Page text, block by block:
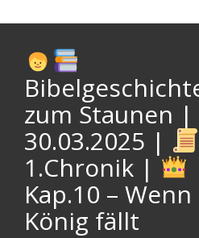
zum Staunen |
30.03.2025 |
1.Chronik |
Kap.10 –
König fällt